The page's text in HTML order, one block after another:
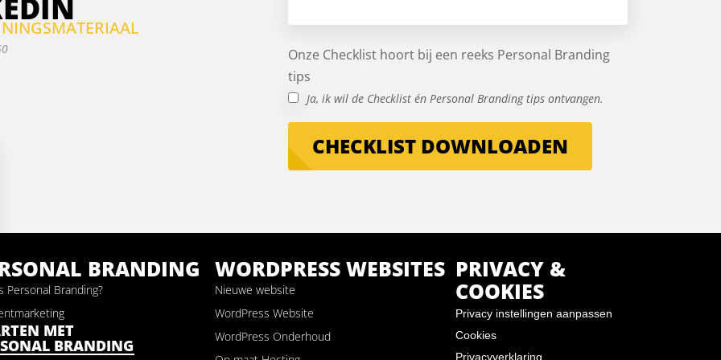
Onze Checklist hoort bij een reeks Personal Branding
tips
Ja, ik wil de Checklist én Personal Branding tips ontvangen.
CHECKLIST DOWNLOADEN
BRANDING
Personal Branding?
MET
BRANDING
WORDPRESS WEBSITES
Nieuwe website
WordPress Website
WordPress Onderhoud
PRIVACY &
COOKIES
Privacy instellingen aanpassen
Cookies
Privacyverklaring